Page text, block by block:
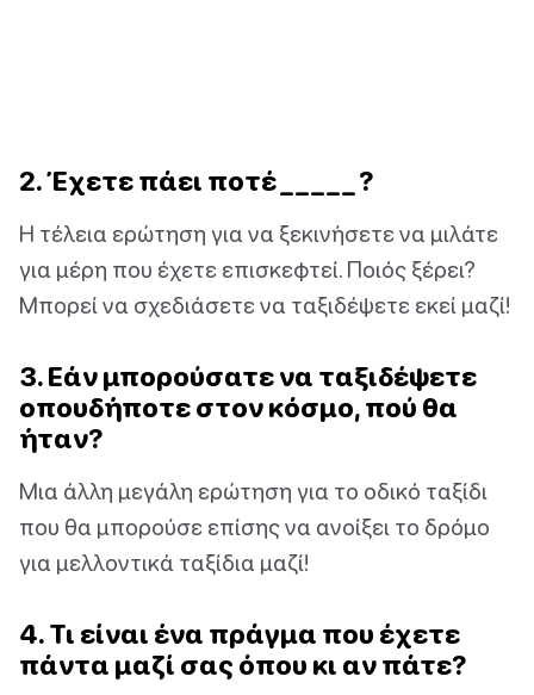
2. Έχετε πάει ποτέ _ _ _ _ _ ?
Η τέλεια ερώτηση για να ξεκινήσετε να μιλάτε
για μέρη που έχετε επισκεφτεί. Ποιός ξέρει?
Μπορεί να σχεδιάσετε να ταξιδέψετε εκεί μαζί!
3. Εάν μπορούσατε να ταξιδέψετε
οπουδήποτε στον κόσμο, πού θα
ήταν?
Μια άλλη μεγάλη ερώτηση για το οδικό ταξίδι
που θα μπορούσε επίσης να ανοίξει το δρόμο
για μελλοντικά ταξίδια μαζί!
4. Τι είναι ένα πράγμα που έχετε
πάντα μαζί σας όπου κι αν πάτε?